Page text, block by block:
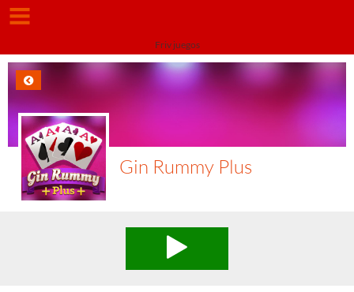
Friv juegos
Gin Rummy Plus